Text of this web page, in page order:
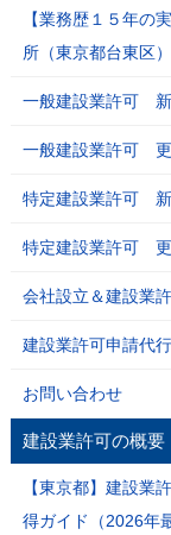
【業務歴１５年の
所（東京都台東区）
一般建設業許可
一般建設業許可
特定建設業許可
特定建設業許可
会社設立＆建設業
建設業許可申請代
お問い合わせ
建設業許可の概要
【東京都】建設業
得ガイド（2026年